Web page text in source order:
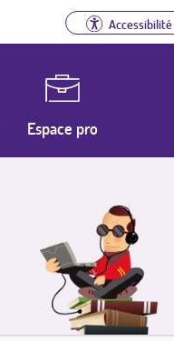
Accessibilité
Espace pro